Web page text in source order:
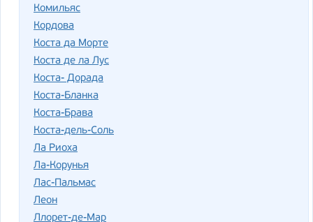
Комильяс
Кордова
Коста да Морте
Коста де ла Лус
Коста- Дорада
Коста-Бланка
Коста-Брава
Коста-дель-Соль
Ла Риоха
Ла-Корунья
Лас-Пальмас
Леон
Ллорет-де-Мар